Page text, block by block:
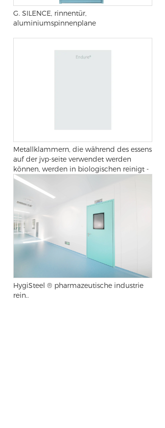
G. SILENCE, rinnentür,
aluminiumspinnenplane
Metallklammern, die während des essens
auf der jvp-seite verwendet werden
können, werden in biologischen reinigt -
und operationssälen verwendet
HygiSteel ® pharmazeutische industrie
rein..